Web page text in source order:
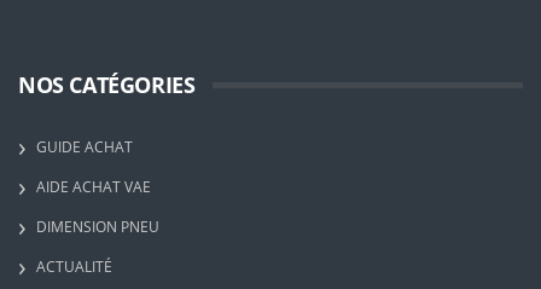
NOS CATÉGORIES
GUIDE ACHAT
AIDE ACHAT VAE
DIMENSION PNEU
ACTUALITÉ